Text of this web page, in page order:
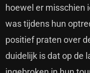
hoewel er misschien
was tijdens hun
positief praten over
duidelijk is dat op de